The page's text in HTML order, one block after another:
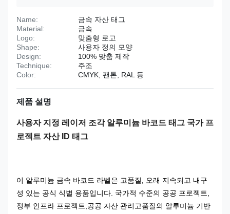
Name:
금속 자산 태그
Material:
금속
Logo:
맞춤형 로고
Shape:
사용자 정의 모양
Design:
100% 맞춤 제작
Technique:
주조
Color:
CMYK, 팬톤, RAL 등
제품 설명
사용자 지정 레이저 조각 알루미늄 바코드 태그 국가 프
로젝트 자산 ID 태그
이 알루미늄 금속 바코드 라벨은 고품질, 오래 지속되고 내구
성 있는 공식 식별 용품입니다. 국가적 수준의 공공 프로젝트,
정부 인프라 프로젝트,공공 자산 관리고품질의 알루미늄 기반